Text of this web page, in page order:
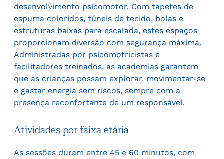
desenvolvimento psicomotor. Com tapetes de
espuma coloridos, túneis de tecido, bolas e
estruturas baixas para escalada, estes espaços
proporcionam diversão com segurança máxima.
Administradas por psicomotricistas e
facilitadores treinados, as academias garantem
que as crianças possam explorar, movimentar-se
e gastar energia sem riscos, sempre com a
presença reconfortante de um responsável.
Atividades por faixa etária
As sessões duram entre 45 e 60 minutos, com